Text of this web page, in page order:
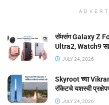
सॅमसंग Galaxy Z
Ultra2, Watch9
JULY 24, 2026
Skyroot च्या
रॉकेटचे यशस्वी
JULY 24, 2026